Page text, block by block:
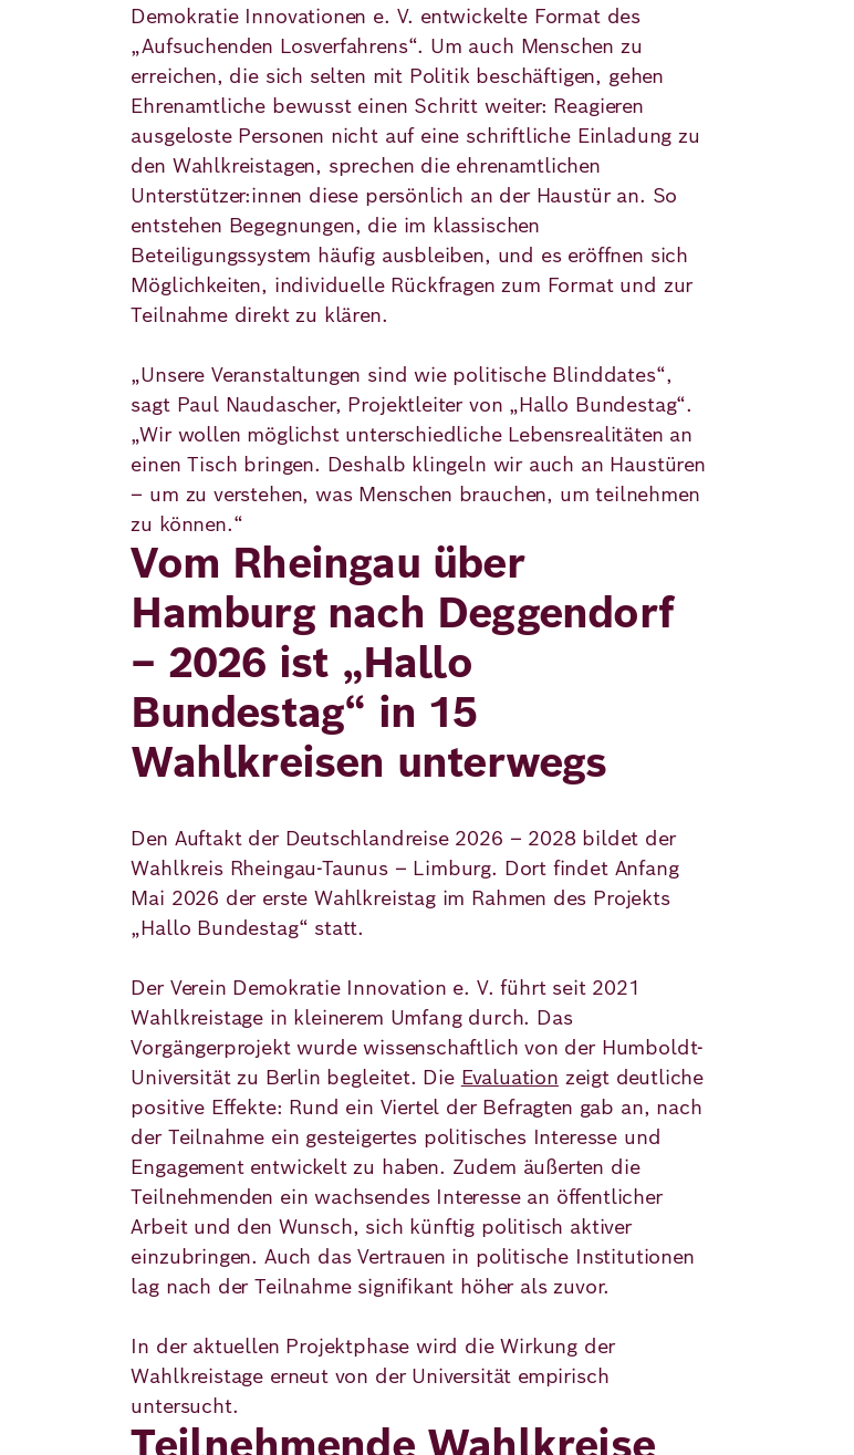
Demokratie Innovationen e. V. entwickelte Format des
„Aufsuchenden Losverfahrens“. Um auch Menschen zu
erreichen, die sich selten mit Politik beschäftigen, gehen
Ehrenamtliche bewusst einen Schritt weiter: Reagieren
ausgeloste Personen nicht auf eine schriftliche Einladung zu
den Wahlkreistagen, sprechen die ehrenamtlichen
Unterstützer:innen diese persönlich an der Haustür an. So
entstehen Begegnungen, die im klassischen
Beteiligungssystem häufig ausbleiben, und es eröffnen sich
Möglichkeiten, individuelle Rückfragen zum Format und zur
Teilnahme direkt zu klären.
„Unsere Veranstaltungen sind wie politische Blinddates“,
sagt Paul Naudascher, Projektleiter von „Hallo Bundestag“.
„Wir wollen möglichst unterschiedliche Lebensrealitäten an
einen Tisch bringen. Deshalb klingeln wir auch an Haustüren
– um zu verstehen, was Menschen brauchen, um teilnehmen
zu können.“
Vom Rheingau über
Hamburg nach Deggendorf
– 2026 ist „Hallo
Bundestag“ in 15
Wahlkreisen unterwegs
Den Auftakt der Deutschlandreise 2026 – 2028 bildet der
Wahlkreis Rheingau-Taunus – Limburg. Dort findet Anfang
Mai 2026 der erste Wahlkreistag im Rahmen des Projekts
„Hallo Bundestag“ statt.
Der Verein Demokratie Innovation e. V. führt seit 2021
Wahlkreistage in kleinerem Umfang durch. Das
Vorgängerprojekt wurde wissenschaftlich von der Humboldt-
Universität zu Berlin begleitet. Die Evaluation zeigt deutliche
positive Effekte: Rund ein Viertel der Befragten gab an, nach
der Teilnahme ein gesteigertes politisches Interesse und
Engagement entwickelt zu haben. Zudem äußerten die
Teilnehmenden ein wachsendes Interesse an öffentlicher
Arbeit und den Wunsch, sich künftig politisch aktiver
einzubringen. Auch das Vertrauen in politische Institutionen
lag nach der Teilnahme signifikant höher als zuvor.
In der aktuellen Projektphase wird die Wirkung der
Wahlkreistage erneut von der Universität empirisch
untersucht.